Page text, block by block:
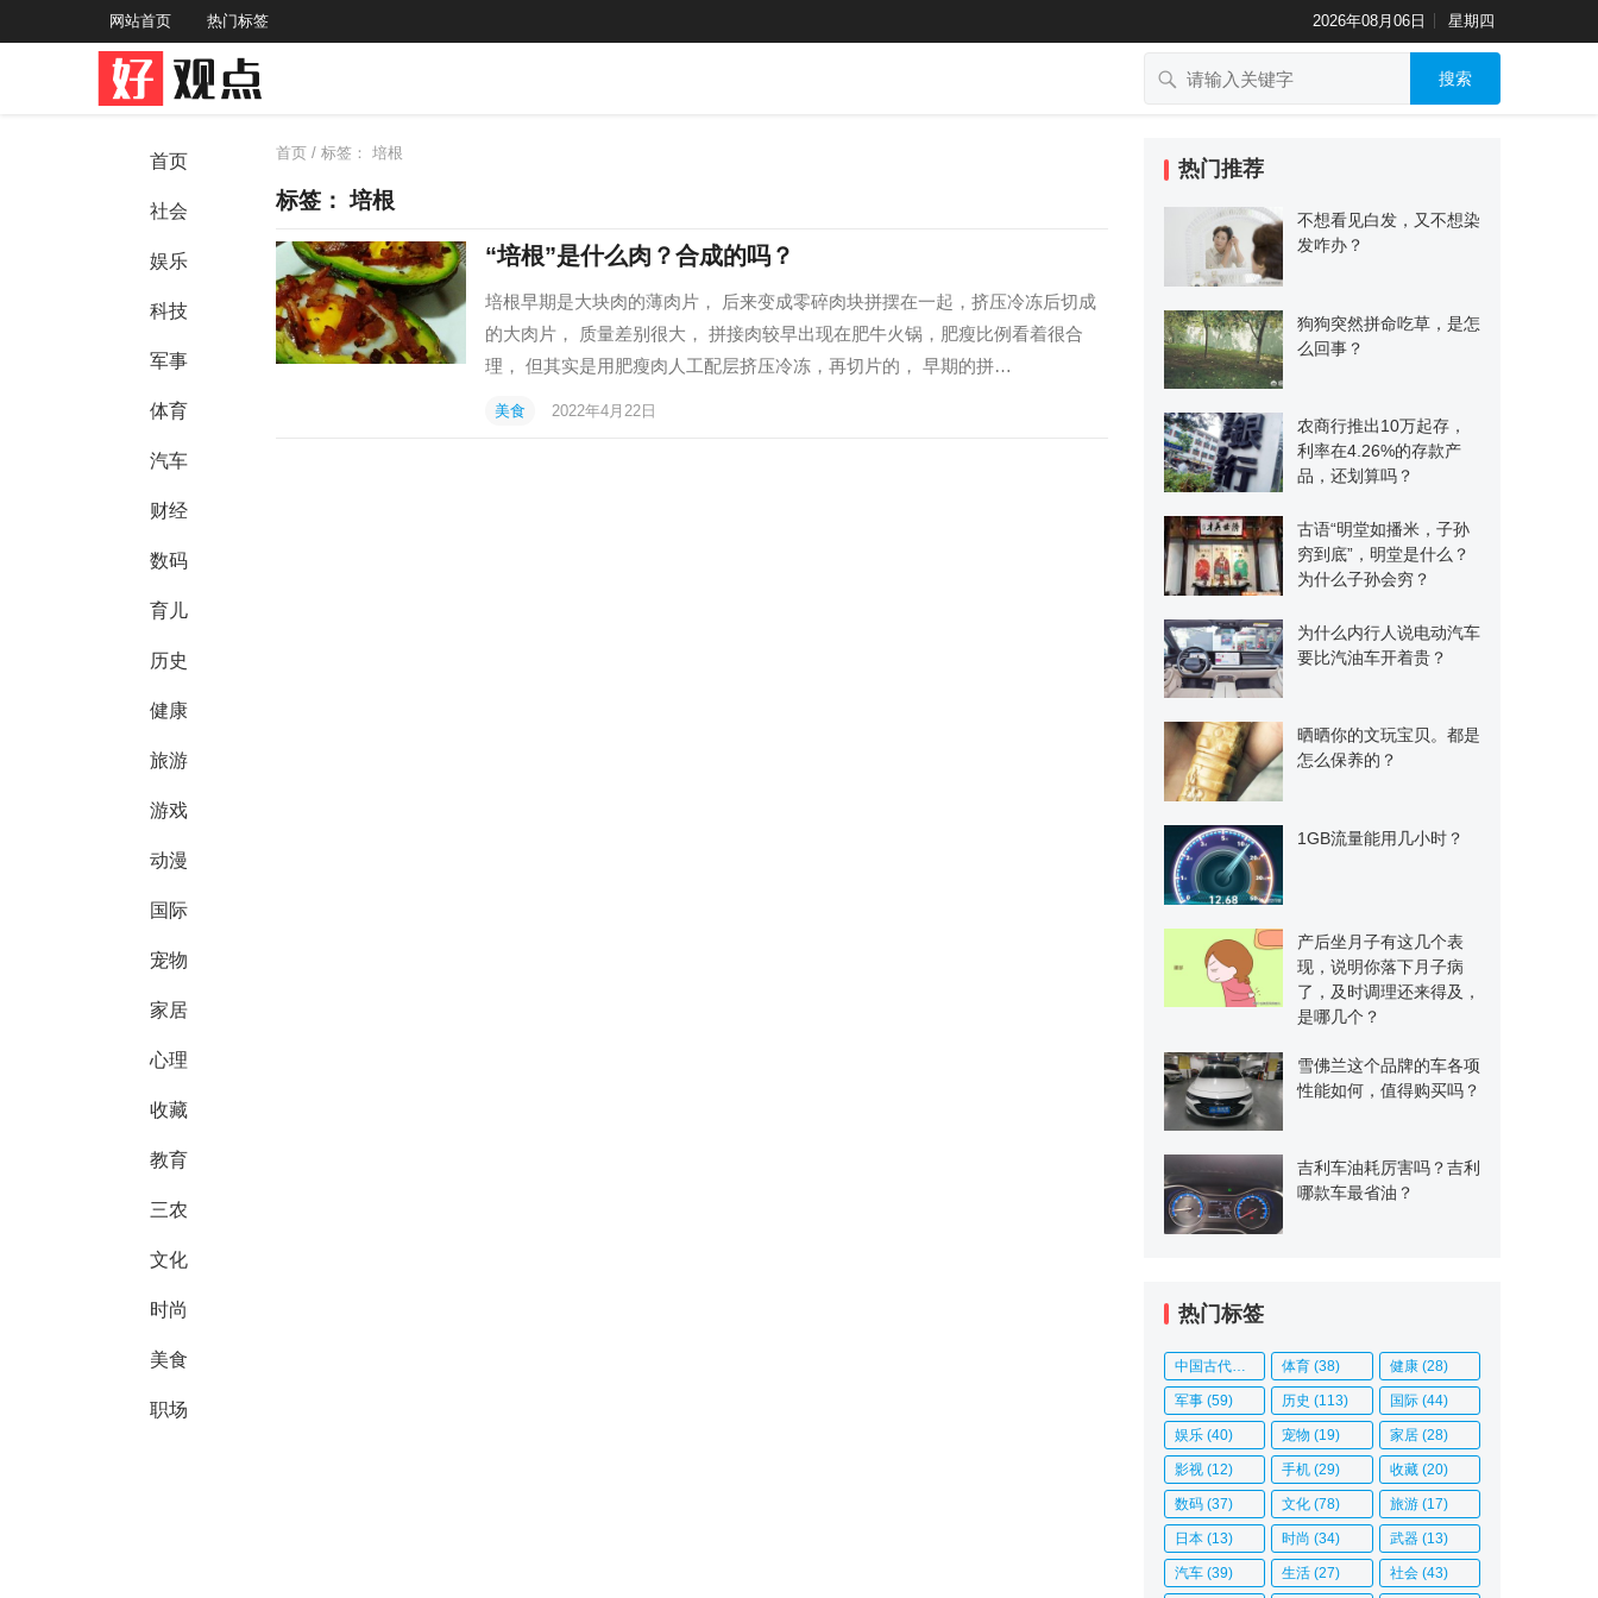
网站首页 热门标签 2026年08月06日 星期四
搜索
首页
社会
娱乐
科技
军事
体育
汽车
财经
数码
育儿
历史
健康
旅游
游戏
动漫
国际
宠物
家居
心理
收藏
教育
三农
文化
时尚
美食
职场
首页 / 标签： 培根
标签：培根
“培根”是什么肉？合成的吗？
培根早期是大块肉的薄肉片， 后来变成零碎肉块拼摆在一起，挤压冷冻后切成
的大肉片， 质量差别很大， 拼接肉较早出现在肥牛火锅，肥瘦比例看着很合
理， 但其实是用肥瘦肉人工配层挤压冷冻，再切片的， 早期的拼…
美食 2022年4月22日
热门推荐
不想看见白发，又不想染
发咋办？
狗狗突然拼命吃草，是怎
么回事？
农商行推出10万起存，
利率在4.26%的存款产
品，还划算吗？
古语“明堂如播米，子孙
穷到底”，明堂是什么？
为什么子孙会穷？
为什么内行人说电动汽车
要比汽油车开着贵？
晒晒你的文玩宝贝。都是
怎么保养的？
1GB流量能用几小时？
产后坐月子有这几个表
现，说明你落下月子病
了，及时调理还来得及，
是哪几个？
雪佛兰这个品牌的车各项
性能如何，值得购买吗？
吉利车油耗厉害吗？吉利
哪款车最省油？
热门标签
中国古代史 体育 (38) 健康(28)
军事 (59) 历史 (113) 国际(44)
娱乐 (40) 宠物 (19) 家居(28)
影视 (12) 手机 (29) 收藏(20)
数码 (37) 文化 (78) 旅游(17)
日本 (13) 时尚 (34) 武器(13)
汽车 (39) 生活 (27) 社会(43)